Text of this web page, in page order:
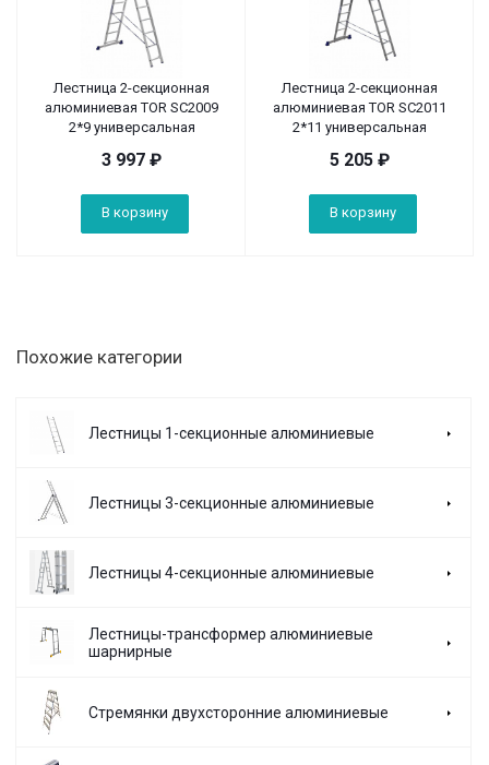
Лестница 2-секционная
алюминиевая TOR SC2009
2*9 универсальная
3 997 ₽
В корзину
Лестница 2-секционная
алюминиевая TOR SC2011
2*11 универсальная
5 205 ₽
В корзину
Похожие категории
Лестницы 1-секционные алюминиевые
Лестницы 3-секционные алюминиевые
Лестницы 4-секционные алюминиевые
Лестницы-трансформер алюминиевые
шарнирные
Стремянки двухсторонние алюминиевые